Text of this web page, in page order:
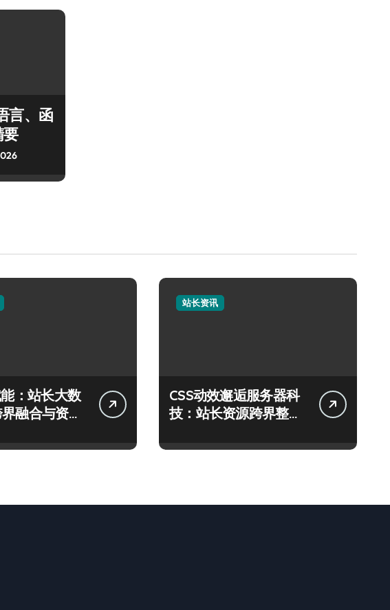
言、函
要
：站长大数
融合与资源
站长资讯
CSS动效邂逅服务器科
技：站长资源跨界整合